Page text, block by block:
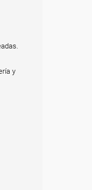
y